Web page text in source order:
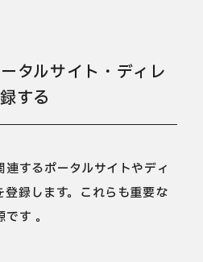
タルサイト・ディレ
する
するポータルサイトやディ
登録します。これらも重要な
です 。